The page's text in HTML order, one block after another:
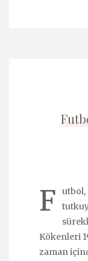
F
utbol,
Kökenleri
zaman